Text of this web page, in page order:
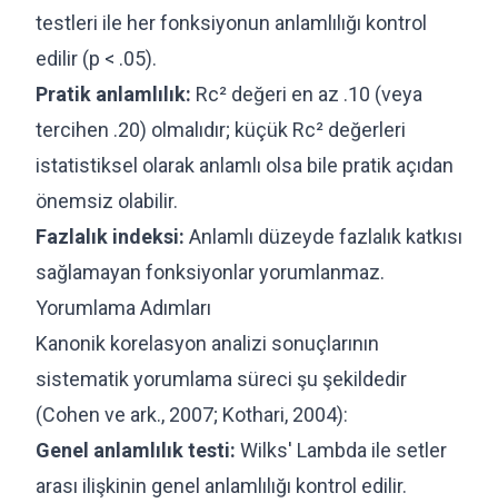
testleri ile her fonksiyonun anlamlılığı kontrol
edilir (p < .05).
Pratik anlamlılık: Rc² değeri en az .10 (veya
tercihen .20) olmalıdır; küçük Rc² değerleri
istatistiksel olarak anlamlı olsa bile pratik açıdan
önemsiz olabilir.
Fazlalık indeksi: Anlamlı düzeyde fazlalık katkısı
sağlamayan fonksiyonlar yorumlanmaz.
Yorumlama Adımları
Kanonik korelasyon analizi sonuçlarının
sistematik yorumlama süreci şu şekildedir
(Cohen ve ark., 2007; Kothari, 2004):
Genel anlamlılık testi: Wilks' Lambda ile setler
arası ilişkinin genel anlamlılığı kontrol edilir.